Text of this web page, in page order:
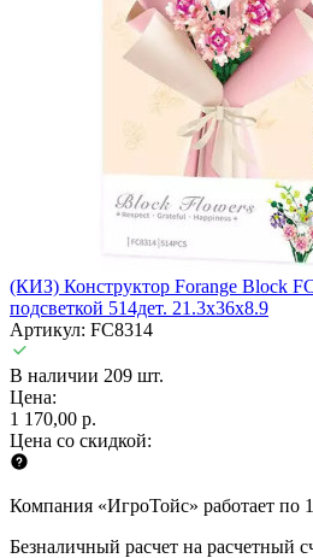
(КИЗ) Конструктор Forange Block
подсветкой 514дет. 21.3x36x8.9
Артикул: FC8314
В наличии 209 шт.
Цена:
1 170,00 р.
Цена со скидкой:
Компания «ИгроТойс» работает по
Безналичный расчет на расчетный